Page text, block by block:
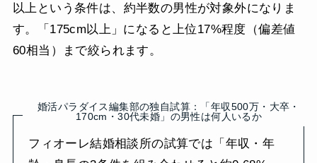
以上という条件は、約半数の男性が対象外になりま
す。「175cm以上」になると上位17%程度（偏差値
60相当）まで絞られます。
婚活パラダイス編集部の独自試算：「年収500万・大卒・
170cm・30代未婚」の男性は何人いるか
フィオーレ結婚相談所の試算では「年収・年